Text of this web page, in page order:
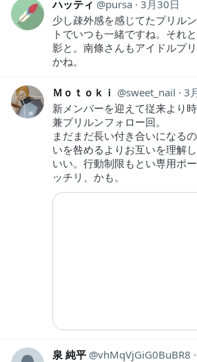
ハッティ pursa 3月30日
少し疎外感を感じてたプリル
トでいつも一緒ですね。それ
影と。南條さんもアイドルプ
かね。
Ｍｏｔｏｋｉ sweet_nail
3
新メンバーを迎えて従来より
兼プリルンフォロー回。
まだまだ長い付き合いになる
いを咎めるよりお互いを理解
いい。行動制限もとい専用ポ
ッチリ、かも。
泉 純平 vhMqVjGiG0BuBR8